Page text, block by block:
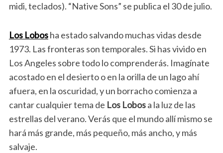
midi, teclados). “Native Sons” se publica el 30 de julio.
Los Lobosha estado salvando muchas vidas desde
1973. Las fronteras son temporales. Si has vivido en
Los Angeles sobre todo lo comprenderás. Imagínate
acostado en el desierto o en la orilla de un lago ahí
afuera, en la oscuridad, y un borracho comienza a
cantar cualquier tema de Los Lobosa la luz de las
estrellas del verano. Verás que el mundo allí mismo se
hará más grande, más pequeño, más ancho, y más
salvaje.